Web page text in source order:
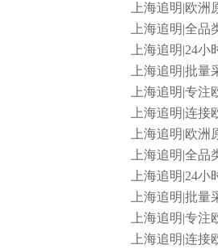
上海追明|欧洲
上海追明|全品
上海追明|24小
上海追明|批量
上海追明|专注
上海追明|连接
上海追明|欧洲
上海追明|全品
上海追明|24小
上海追明|批量
上海追明|专注
上海追明|连接